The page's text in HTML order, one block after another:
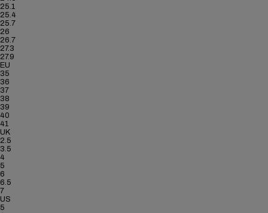
25.1
25.4
25.7
26
26.7
27.3
27.9
EU
35
36
37
38
39
40
41
UK
2.5
3.5
4
5
6
6.5
7
US
5